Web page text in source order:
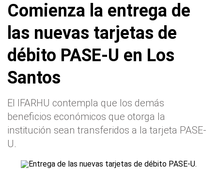
Comienza la entrega de
las nuevas tarjetas de
débito PASE-U en Los
Santos
El IFARHU contempla que los demás
beneficios económicos que otorga la
institución sean transferidos a la tarjeta PASE-
U.